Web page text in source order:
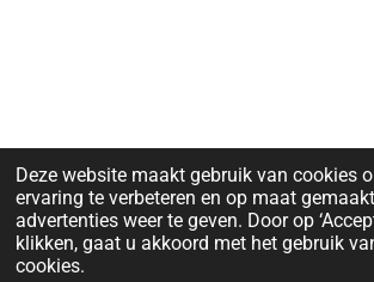
Deze website maakt gebruik van cookies
ervaring te verbeteren en op maat
advertenties weer te geven. Door op
klikken, gaat u akkoord met het gebruik
cookies.
© 2026 Ravi-Stones